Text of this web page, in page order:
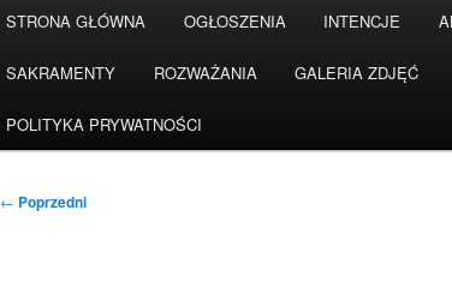
STRONA GŁÓWNA OGŁOSZENIA INTENCJE
SAKRAMENTY ROZWAŻANIA GALERIA ZDJĘĆ
POLITYKA PRYWATNOŚCI
Nawigacja
← Poprzedni